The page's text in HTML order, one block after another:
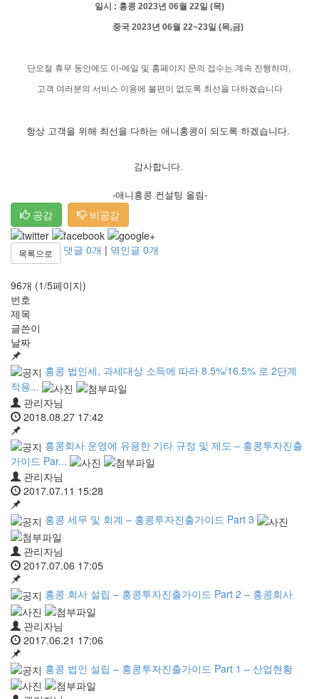
일시 : 홍콩 2023년 06월 22일 (목)
중국 2023년 06월 22~23일 (목,금)
단오절 휴무 동안에도 이-메일 및 홈페이지 문의 접수는 계속 진행하며,
고객 여러분의 서비스 이용에 불편이 없도록 최선을 다하겠습니다
항상 고객을 위해 최선을 다하는 애니홍콩이 되도록 하겠습니다.
감사합니다.
-애니홍콩 컨설팅 올림-
공감 비공감
목록으로 댓글 0개 | 엮인글 0개
96개 (1/5페이지)
번호
제목
글쓴이
날짜
홍콩 법인세, 과세대상 소득에 따라 8.5%/16.5% 로 2단계
적용...
관리자님
2018.08.27 17:42
홍콩회사 운영에 유용한 기타 규정 및 제도 – 홍콩투자진출
가이드 Par...
관리자님
2017.07.11 15:28
홍콩 세무 및 회계 – 홍콩투자진출가이드 Part 3
관리자님
2017.07.06 17:05
홍콩 회사 설립 – 홍콩투자진출가이드 Part 2 – 홍콩회사
관리자님
2017.06.21 17:06
홍콩 법인 설립 – 홍콩투자진출가이드 Part 1 – 산업현황